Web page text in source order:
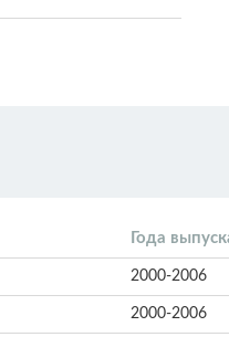
Года
2000-2006
2000-2006